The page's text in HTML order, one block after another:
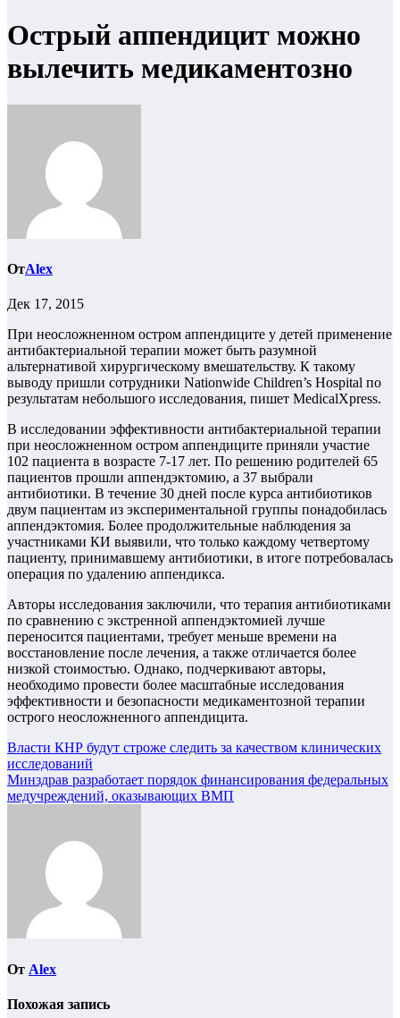
Острый аппендицит можно
вылечить медикаментозно
ОтAlex
Дек 17, 2015
При неосложненном остром аппендиците у детей применение
антибактериальной терапии может быть разумной
альтернативой хирургическому вмешательству. К такому
выводу пришли сотрудники Nationwide Children’s Hospital по
результатам небольшого исследования, пишет MedicalXpress.
В исследовании эффективности антибактериальной терапии
при неосложненном остром аппендиците приняли участие
102 пациента в возрасте 7-17 лет. По решению родителей 65
пациентов прошли аппендэктомию, а 37 выбрали
антибиотики. В течение 30 дней после курса антибиотиков
двум пациентам из экспериментальной группы понадобилась
аппендэктомия. Более продолжительные наблюдения за
участниками КИ выявили, что только каждому четвертому
пациенту, принимавшему антибиотики, в итоге потребовалась
операция по удалению аппендикса.
Авторы исследования заключили, что терапия антибиотиками
по сравнению с экстренной аппендэктомией лучше
переносится пациентами, требует меньше времени на
восстановление после лечения, а также отличается более
низкой стоимостью. Однако, подчеркивают авторы,
необходимо провести более масштабные исследования
эффективности и безопасности медикаментозной терапии
острого неосложненного аппендицита.
Навигация
по
записям
Власти КНР будут строже следить за качеством клинических
исследований
Минздрав разработает порядок финансирования федеральных
медучреждений, оказывающих ВМП
От Alex
Похожая запись